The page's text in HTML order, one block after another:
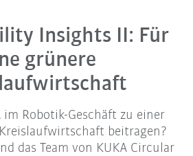
Insights II: Für
grünere
im Robotik-Geschäft zu einer
beitragen?
das Team von KUKA Circular